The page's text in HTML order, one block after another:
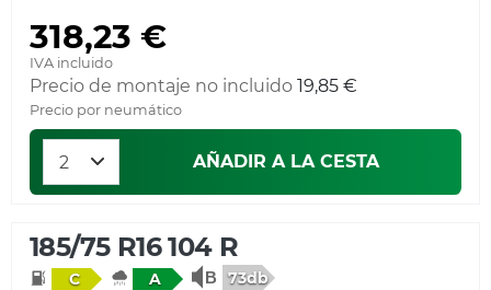
318,23 €
IVA incluido
Precio de montaje no incluido 19,85 €
Precio por neumático
AÑADIR A LA CESTA
185/75 R16 104 R
C A 73db